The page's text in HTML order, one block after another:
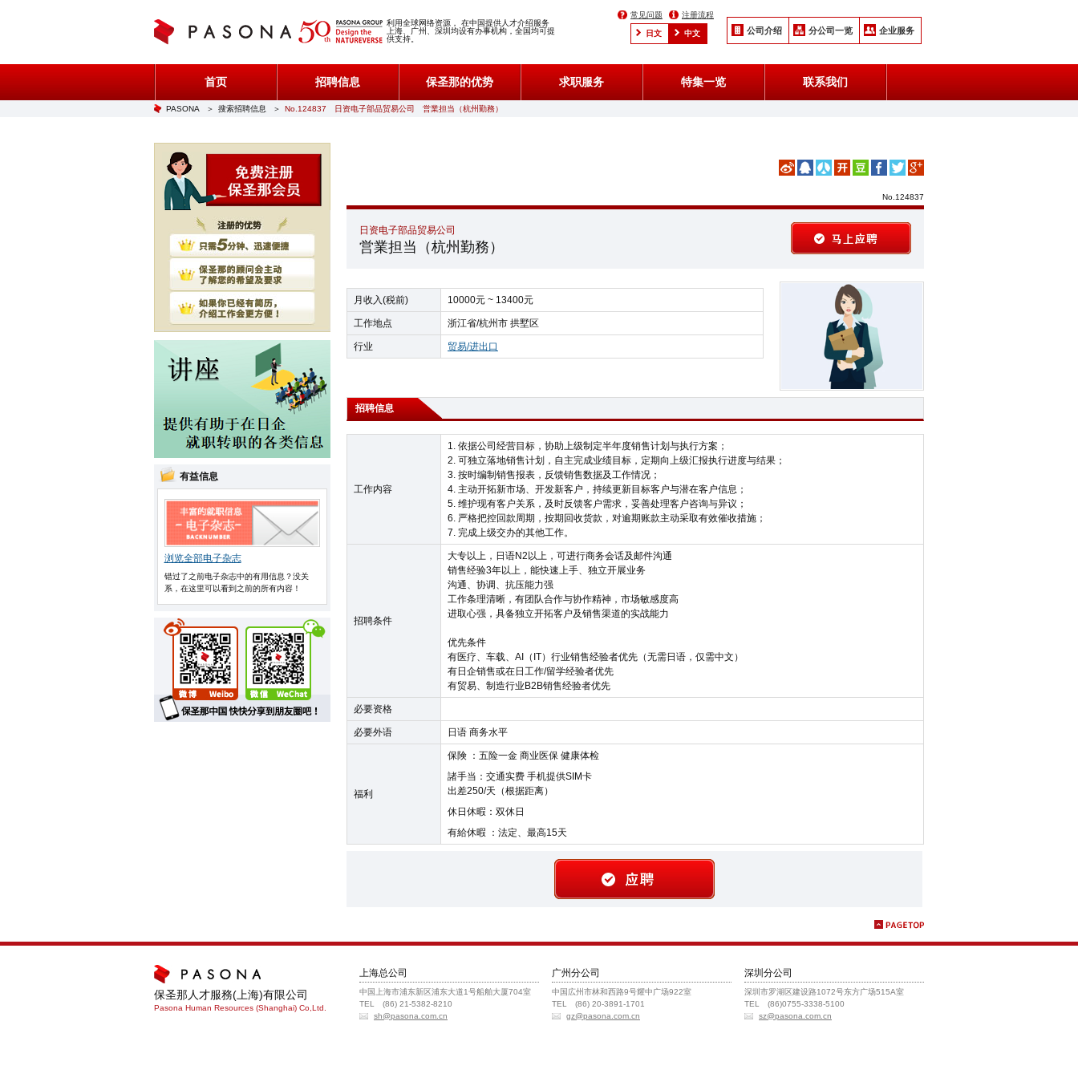
利用全球网络资源， 在中国提供人才介绍服务
上海、广州、深圳均设有办事机构，全国均可提
供支持。
常见问题 注册流程
日文 中文 公司介绍 分公司一览 企业服务
首页 招聘信息 保圣那的优势 求职服务 特集一览 联系我们
PASONA ＞ 搜索招聘信息 ＞ No.124837 日资电子部品贸易公司 営業担当（杭州勤務）
No.124837
日资电子部品贸易公司
営業担当（杭州勤務）
月收入(税前) 10000元 ~ 13400元
工作地点 浙江省/杭州市 拱墅区
行业 贸易/进出口
招聘信息
工作内容
1. 依据公司经营目标，协助上级制定半年度销售计划与执行方案；
2. 可独立落地销售计划，自主完成业绩目标，定期向上级汇报执行进度与结果；
3. 按时编制销售报表，反馈销售数据及工作情况；
4. 主动开拓新市场、开发新客户，持续更新目标客户与潜在客户信息；
5. 维护现有客户关系，及时反馈客户需求，妥善处理客户咨询与异议；
6. 严格把控回款周期，按期回收货款，对逾期账款主动采取有效催收措施；
7. 完成上级交办的其他工作。
招聘条件
大专以上，日语N2以上，可进行商务会话及邮件沟通
销售经验3年以上，能快速上手、独立开展业务
沟通、协调、抗压能力强
工作条理清晰，有团队合作与协作精神，市场敏感度高
进取心强，具备独立开拓客户及销售渠道的实战能力
优先条件
有医疗、车载、AI（IT）行业销售经验者优先（无需日语，仅需中文）
有日企销售或在日工作/留学经验者优先
有贸易、制造行业B2B销售经验者优先
必要资格
必要外语 日语 商务水平
福利
保険 ：五险一金 商业医保 健康体检
諸手当：交通实费 手机提供SIM卡
出差250/天（根据距离）
休日休暇：双休日
有給休暇 ：法定、最高15天
有益信息
浏览全部电子杂志
错过了之前电子杂志中的有用信息？没关
系，在这里可以看到之前的所有内容！
保圣那人才服務(上海)有限公司
Pasona Human Resources (Shanghai) Co,Ltd.
上海总公司
中国上海市浦东新区浦东大道1号船舶大厦704室
TEL (86) 21-5382-8210
sh@pasona.com.cn
广州分公司
中国広州市林和西路9号耀中广场922室
TEL (86) 20-3891-1701
gz@pasona.com.cn
深圳分公司
深圳市罗湖区建设路1072号东方广场515A室
TEL (86)0755-3338-5100
sz@pasona.com.cn